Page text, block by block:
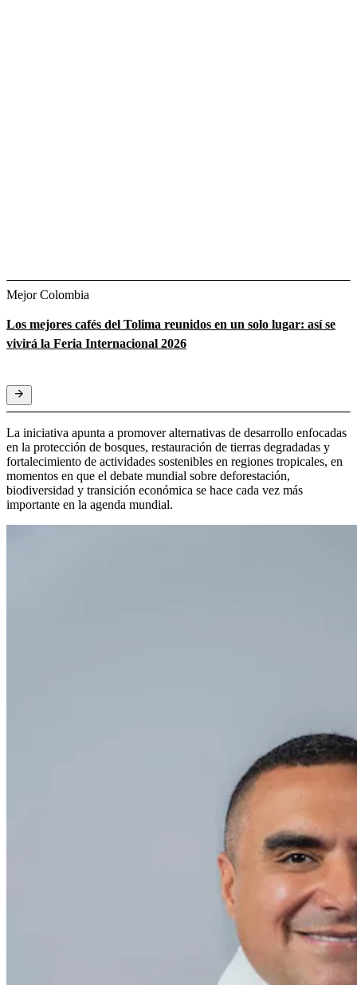
Mejor Colombia
Los mejores cafés del Tolima reunidos en un solo lugar: así se
vivirá la Feria Internacional 2026
La iniciativa apunta a promover alternativas de desarrollo enfocadas
en la protección de bosques, restauración de tierras degradadas y
fortalecimiento de actividades sostenibles en regiones tropicales, en
momentos en que el debate mundial sobre deforestación,
biodiversidad y transición económica se hace cada vez más
importante en la agenda mundial.